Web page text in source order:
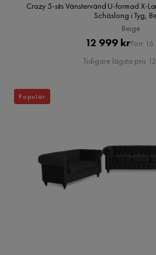
Crazy 5-sits Vänstervänd U-formad X-
Schäslong i Tyg,
Beige
Pris
12 999 kr
Pris
Förr
Tidigare lägsta pris
Populär